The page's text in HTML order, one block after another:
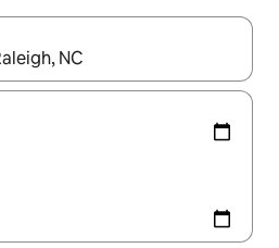
disponíveis, explore-os